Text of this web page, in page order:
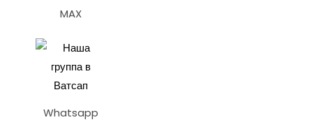
MAX
Whatsapp